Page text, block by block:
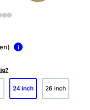
i
24 inch 26 inch